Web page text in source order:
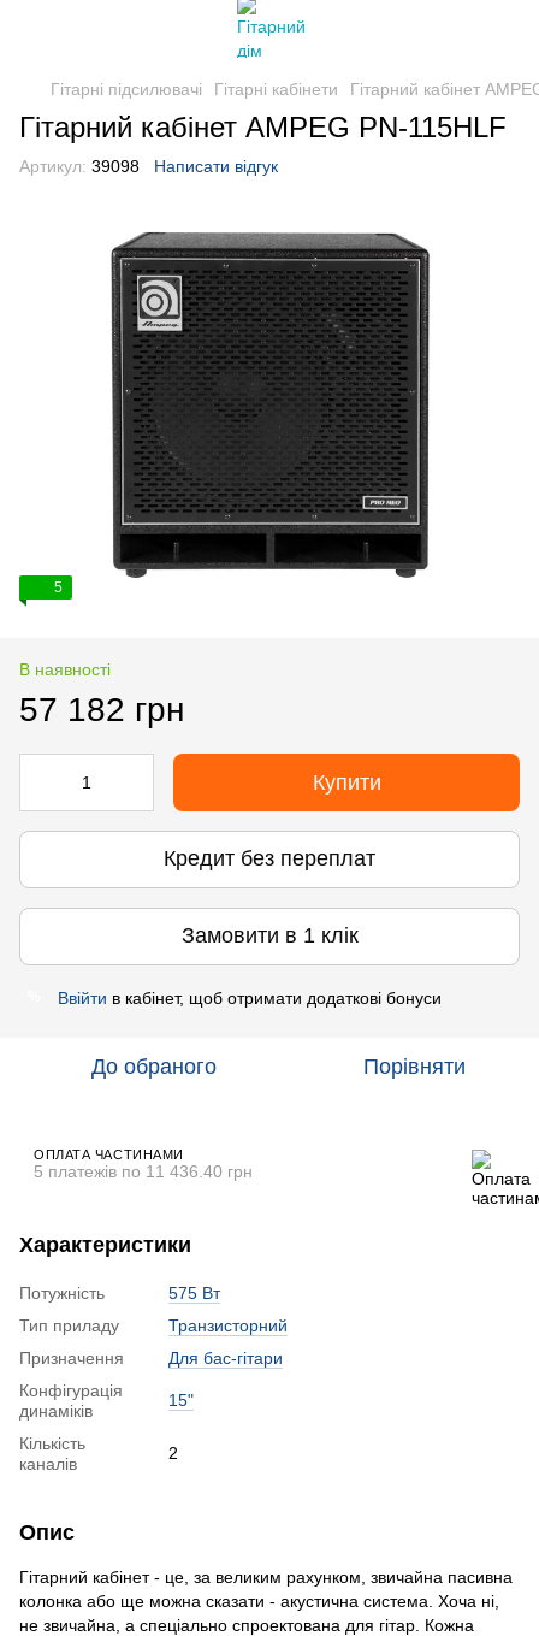
Гітарні підсилювачі Гітарні кабінети Гітарний кабінет
Гітарний кабінет AMPEG PN-115HLF
Артикул: 39098 Написати відгук
5
В наявності
57 182 грн
Купити
Кредит без переплат
Замовити в 1 клік
Ввійти в кабінет, щоб отримати додаткові бонуси
До обраного Порівняти
ОПЛАТА ЧАСТИНАМИ
5 платежів по 11 436.40 грн
Характеристики
Потужність
575 Вт
Тип приладу
Транзисторний
Призначення
Для бас-гітари
Конфігурація
динаміків
15"
Кількість
каналів
2
Опис
Гітарний кабінет - це, за великим рахунком, звичайна пасивна
колонка або ще можна сказати - акустична система. Хоча ні,
не звичайна, а спеціально спроектована для гітар. Кожна